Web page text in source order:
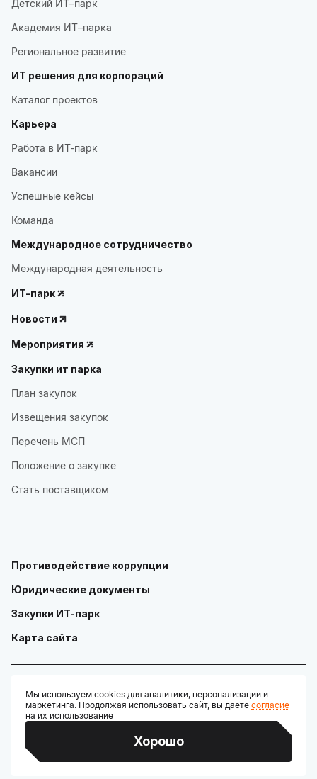
Детский ИТ–парк
Академия ИТ–парка
Региональное развитие
ИТ решения для корпораций
Каталог проектов
Карьера
Работа в ИТ-парк
Вакансии
Успешные кейсы
Команда
Международное сотрудничество
Международная деятельность
ИТ-парк
Новости
Мероприятия
Закупки ит парка
План закупок
Извещения закупок
Перечень МСП
Положение о закупке
Стать поставщиком
Противодействие коррупции
Юридические документы
Закупки ИТ-парк
Карта сайта
© ГАУ "Технопарк в сфере высоких технологий «ИТ-парк»"
Разработано:
Credits: Google Fonts, Material Symbols
Мы используем cookies для аналитики, персонализации и
маркетинга. Продолжая использовать сайт, вы даёте согласие
на их использование
Хорошо